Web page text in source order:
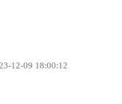
12-09 18:00:12